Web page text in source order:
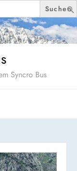
Syncro Bus